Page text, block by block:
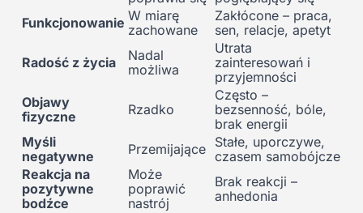
Funkcjonowanie W miarę
zachowane
Zakłócone – praca,
sen, relacje, apetyt
Radość z życia
Nadal
możliwa
Utrata
zainteresowań i
przyjemności
Objawy
fizyczne
Rzadko
Często –
bezsenność, bóle,
brak energii
Myśli
negatywne
Przemijające Stałe, uporczywe,
czasem samobójcze
Reakcja na
pozytywne
bodźce
Może
poprawić
nastrój
Brak reakcji –
anhedonia